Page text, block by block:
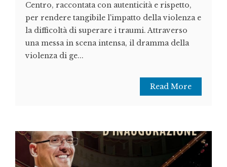
Centro, raccontata con autenticità e rispetto,
per rendere tangibile l'impatto della violenza e
la difficoltà di superare i traumi. Attraverso
una messa in scena intensa, il dramma della
violenza di ge...
Read More